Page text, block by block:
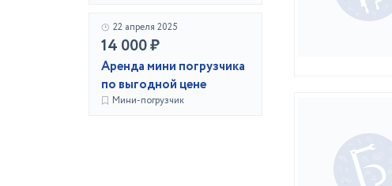
22 апреля 2025
14 000 ₽
Аренда мини погрузчика
по выгодной цене
Мини-погрузчик